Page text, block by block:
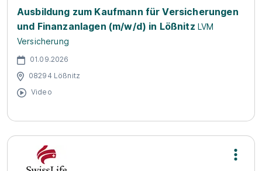
Ausbildung zum Kaufmann für Versicherungen
und Finanzanlagen (m/w/d) in Lößnitz LVM
Versicherung
01.09.2026
08294 Lößnitz
Video